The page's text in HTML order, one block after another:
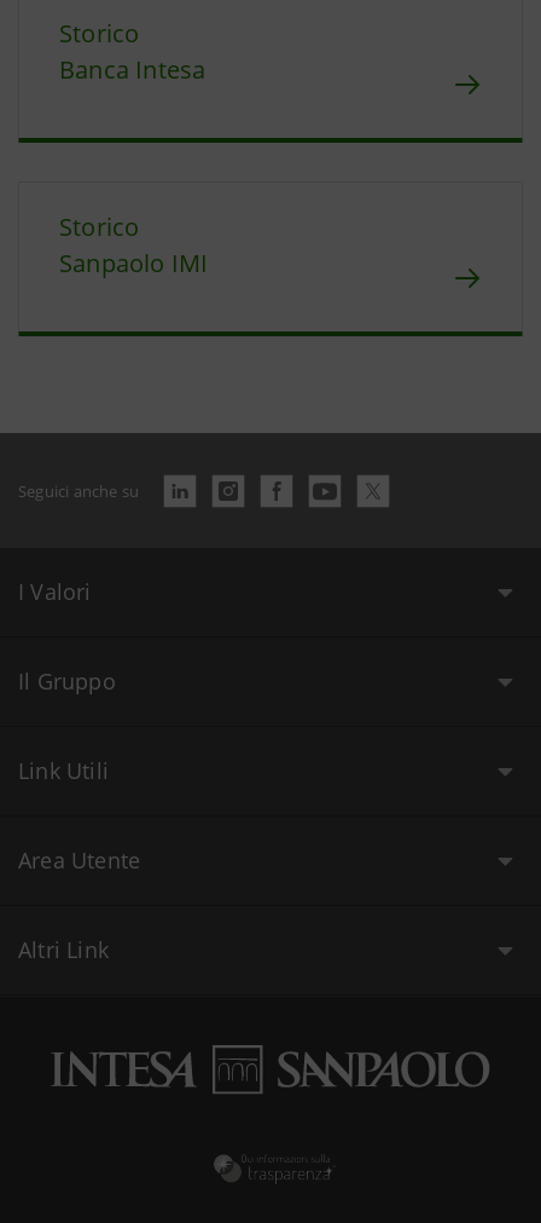
Storico
Banca Intesa
Storico
Sanpaolo IMI
Seguici anche su
I Valori
Il Gruppo
Link Utili
Area Utente
Altri Link